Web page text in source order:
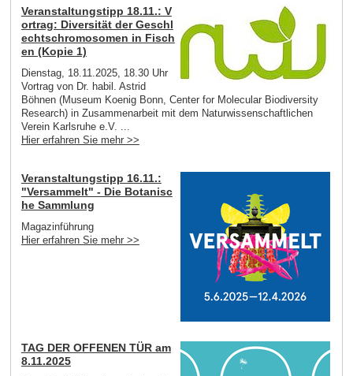
Veranstaltungstipp 18.11.: V
ortrag: Diversität der Geschl
echtschromosomen in Fisch
en (Kopie 1)
Dienstag, 18.11.2025, 18.30 Uhr
Vortrag von Dr. habil. Astrid
Böhnen (Museum Koenig Bonn, Center for Molecular Biodiversity
Research) in Zusammenarbeit mit dem Naturwissenschaftlichen
Verein Karlsruhe e.V. ...
Hier erfahren Sie mehr >>
Veranstaltungstipp 16.11.:
"Versammelt" - Die Botanisc
he Sammlung
Magazinführung
Hier erfahren Sie mehr >>
TAG DER OFFENEN TÜR am
8.11.2025